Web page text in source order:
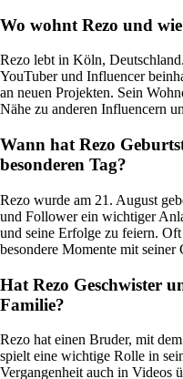
Wo wohnt Rezo und
Rezo lebt in Köln,
YouTuber und Influencer
an neuen Projekten. Sein
Nähe zu anderen Influencern
Wann hat Rezo
besonderen Tag?
Rezo wurde am 21. August
und Follower ein wichtiger
und seine Erfolge zu feiern.
besondere Momente mit seiner
Hat Rezo Geschwister
Familie?
Rezo hat einen Bruder, mit
spielt eine wichtige Rolle in
Vergangenheit auch in Videos